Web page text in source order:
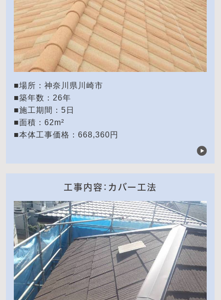
■場所：神奈川県川崎市
■築年数：26年
■施工期間：5日
■面積：62m²
■本体工事価格：668,360円
工事内容：カバー工法